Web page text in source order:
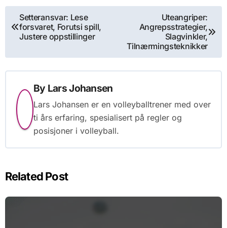
Post
navigation
Setteransvar: Lese
forsvaret, Forutsi spill,
Justere oppstillinger
Uteangriper:
Angrepsstrategier,
Slagvinkler,
Tilnærmingsteknikker
By Lars Johansen
Lars Johansen er en volleyballtrener med over
ti års erfaring, spesialisert på regler og
posisjoner i volleyball.
Related Post